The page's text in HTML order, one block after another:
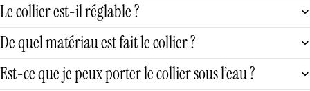
Le collier est-il réglable ?
De quel matériau est fait le collier ?
Est-ce que je peux porter le collier sous l’eau ?